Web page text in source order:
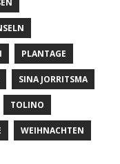
PLANTAGE
SINA JORRITSMA
TOLINO
WEIHNACHTEN